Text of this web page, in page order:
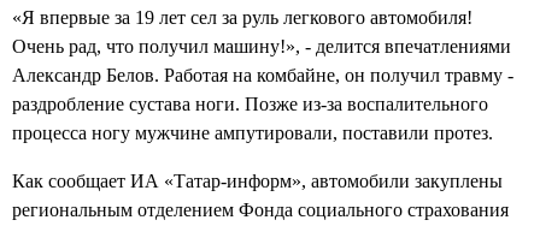
«Я впервые за 19 лет сел за руль легкового автомобиля!
Очень рад, что получил машину!», - делится впечатлениями
Александр Белов. Работая на комбайне, он получил травму -
раздробление сустава ноги. Позже из-за воспалительного
процесса ногу мужчине ампутировали, поставили протез.
Как сообщает ИА «Татар-информ», автомобили закуплены
региональным отделением Фонда социального страхования